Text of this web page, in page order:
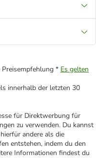
* Es gelten
innerhalb der letzten 30
für Direktwerbung für
zu verwenden. Du kannst
andere als die
entstehen, indem du den
Informationen findest du